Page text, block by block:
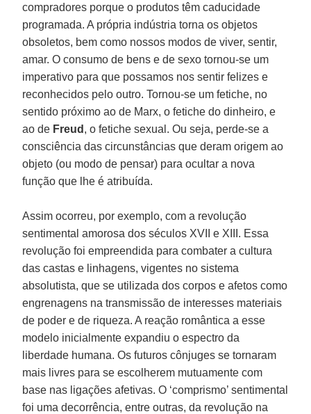
compradores porque o produtos têm caducidade
programada. A própria indústria torna os objetos
obsoletos, bem como nossos modos de viver, sentir,
amar. O consumo de bens e de sexo tornou-se um
imperativo para que possamos nos sentir felizes e
reconhecidos pelo outro. Tornou-se um fetiche, no
sentido próximo ao de Marx, o fetiche do dinheiro, e
ao de Freud , o fetiche sexual. Ou seja, perde-se a
consciência das circunstâncias que deram origem ao
objeto (ou modo de pensar) para ocultar a nova
função que lhe é atribuída.
Assim ocorreu, por exemplo, com a revolução
sentimental amorosa dos séculos XVII e XIII. Essa
revolução foi empreendida para combater a cultura
das castas e linhagens, vigentes no sistema
absolutista, que se utilizada dos corpos e afetos como
engrenagens na transmissão de interesses materiais
de poder e de riqueza. A reação romântica a esse
modelo inicialmente expandiu o espectro da
liberdade humana. Os futuros cônjuges se tornaram
mais livres para se escolherem mutuamente com
base nas ligações afetivas. O ‘comprismo’ sentimental
foi uma decorrência, entre outras, da revolução na